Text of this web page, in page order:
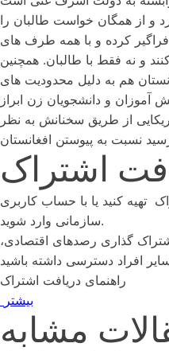
و از همگان خواست طالبان را
کرده و با همه طرف های
و نه فقط با طالبان. همچنین
هم به دلیل محدودیت های
آموزان و دانشجویان زن ابراز
از طریق سخنانش به نظر
اشتراک
کنید یا با حساب کاربری
سازمانی وارد شوید.
گذاری رصدهای اقتصادی،
راهنمای دریافت اشتراک
بیشتر
مشابه